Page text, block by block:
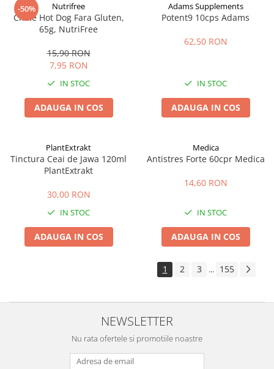
-50% Nutrifree
Chifle Hot Dog Fara Gluten,
65g, NutriFree
15,90 RON
7,95 RON
IN STOC
ADAUGA IN COS
Adams Supplements
Potent9 10cps Adams
62,50 RON
IN STOC
ADAUGA IN COS
PlantExtrakt
Tinctura Ceai de Jawa 120ml
PlantExtrakt
30,00 RON
IN STOC
ADAUGA IN COS
Medica
Antistres Forte 60cpr Medica
14,60 RON
IN STOC
ADAUGA IN COS
1 2 3 ... 155
NEWSLETTER
Nu rata ofertele si promotiile noastre